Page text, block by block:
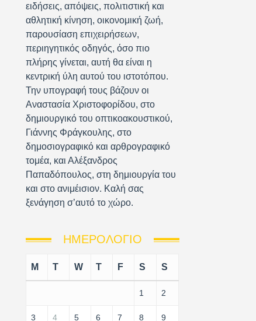
ειδήσεις, απόψεις, πολιτιστική και
αθλητική κίνηση, οικονομική ζωή,
παρουσίαση επιχειρήσεων,
περιηγητικός οδηγός, όσο πιο
πλήρης γίνεται, αυτή θα είναι η
κεντρική ύλη αυτού του ιστοτόπου.
Την υπογραφή τους βάζουν οι
Αναστασία Χριστοφορίδου, στο
δημιουργικό του οπτικοακουστικού,
Γιάννης Φράγκουλης, στο
δημοσιογραφικό και αρθρογραφικό
τομέα, και Αλέξανδρος
Παπαδόπουλος, στη δημιουργία του
και στο ανιμέισιον. Καλή σας
ξενάγηση σ’αυτό το χώρο.
ΗΜΕΡΟΛΌΓΙΟ
M T W T F S S
1 2
3 4 5 6 7 8 9